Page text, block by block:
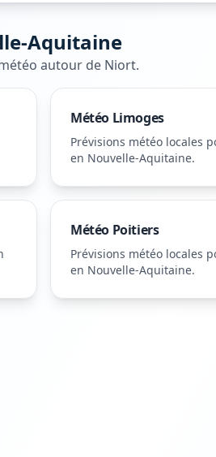
Aquitaine
autour de Niort.
Météo Limoges
Prévisions météo locales
en Nouvelle-Aquitaine.
Météo Poitiers
Prévisions météo locales
en Nouvelle-Aquitaine.